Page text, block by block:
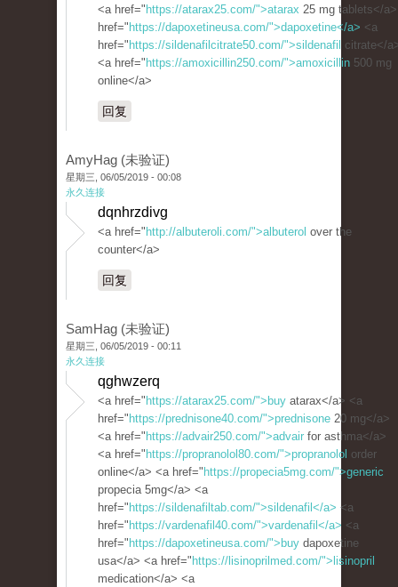
<a href=" https://atarax25.com/">atarax 25 mg tablets</
href=" https://dapoxetineusa.com/">dapoxetine</a> <a
href=" https://sildenafilcitrate50.com/">sildenafil citrate</
<a href=" https://amoxicillin250.com/">amoxicillin 500 mg
online</a>
回复
AmyHag (未验证)
星期三, 06/05/2019 - 00:08
永久连接
dqnhrzdivg
<a href=" http://albuteroli.com/">albuterol over the
counter</a>
回复
SamHag (未验证)
星期三, 06/05/2019 - 00:11
永久连接
qghwzerq
<a href=" https://atarax25.com/">buy atarax</a> <a
href=" https://prednisone40.com/">prednisone 20 mg</a>
<a href=" https://advair250.com/">advair for asthma</a>
<a href=" https://propranolol80.com/">propranolol order
online</a> <a href=" https://propecia5mg.com/">generic
propecia 5mg</a> <a
href=" https://sildenafiltab.com/">sildenafil</a> <a
href=" https://vardenafil40.com/">vardenafil</a> <a
href=" https://dapoxetineusa.com/">buy dapoxetine
usa</a> <a href=" https://lisinoprilmed.com/">lisinopril
medication</a> <a